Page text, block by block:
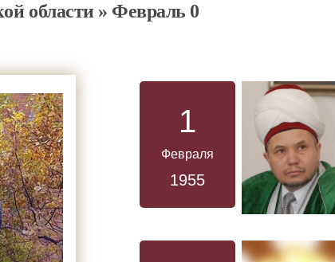
ОРЕНБУРГСКОЙ
области» Февраль 0
1
Февраля
1955